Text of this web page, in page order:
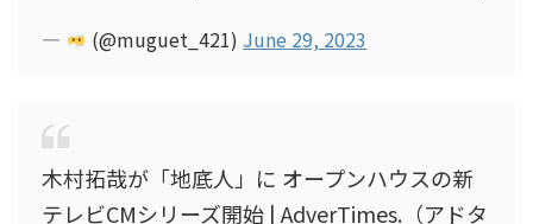
— (@muguet_421) June 29, 2023
木村拓哉が「地底人」に オープンハウスの新
テレビCMシリーズ開始 | AdverTimes.（アドタ